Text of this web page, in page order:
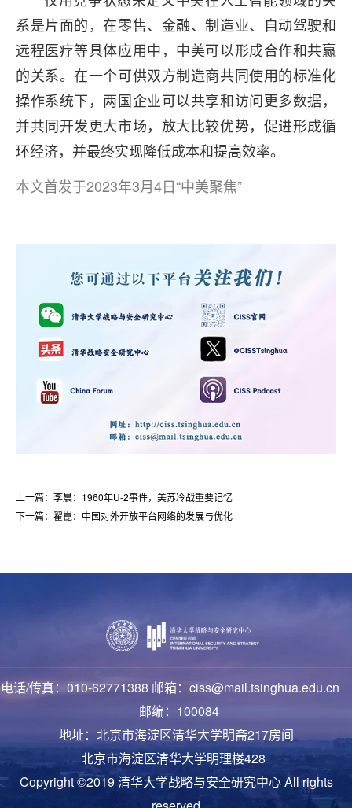
系是片面的，在零售、金融、制造业、自动驾驶和
远程医疗等具体应用中，中美可以形成合作和共赢
的关系。在一个可供双方制造商共同使用的标准化
操作系统下，两国企业可以共享和访问更多数据，
并共同开发更大市场，放大比较优势，促进形成循
环经济，并最终实现降低成本和提高效率。
本文首发于2023年3月4日“中美聚焦”
上一篇：李晨：1960年U-2事件，美苏冷战重要记忆
下一篇：翟崑：中国对外开放平台网络的发展与优化
电话/传真：010-62771388 邮箱：ciss@mail.tsinghua.edu.cn
邮编：100084
地址：北京市海淀区清华大学明斋217房间
北京市海淀区清华大学明理楼428
Copyright ©2019 清华大学战略与安全研究中心 All rights